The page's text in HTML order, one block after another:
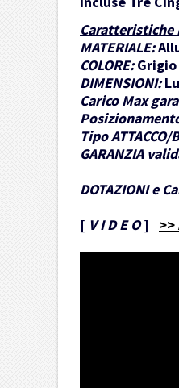
Caratteristiche
MATERIALE:
COLORE:
DIMENSIONI:
Carico Max
Tipo ATTACCO/
GARANZIA
DOTAZIONI e
[ V I D E O] >>